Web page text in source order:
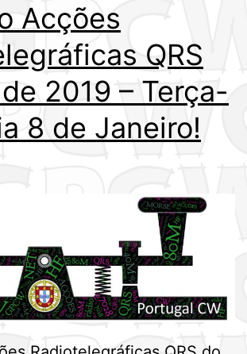
Acções
QRS
2019 – Terça-
8 de Janeiro!